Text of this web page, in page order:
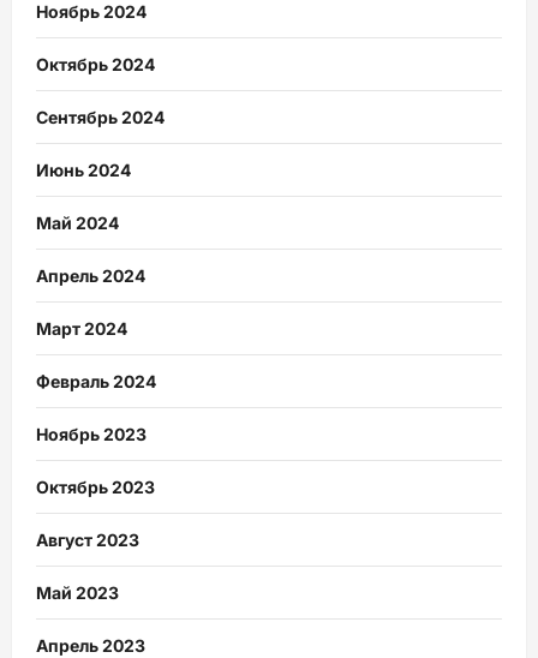
Ноябрь 2024
Октябрь 2024
Сентябрь 2024
Июнь 2024
Май 2024
Апрель 2024
Март 2024
Февраль 2024
Ноябрь 2023
Октябрь 2023
Август 2023
Май 2023
Апрель 2023